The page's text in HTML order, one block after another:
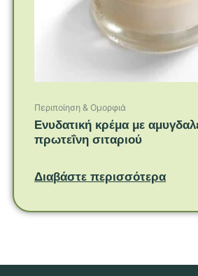
Περιποίηση & Ομορφιά
Ενυδατική κρέμα με
πρωτεΐνη σιταριού
Διαβάστε περισσότερα